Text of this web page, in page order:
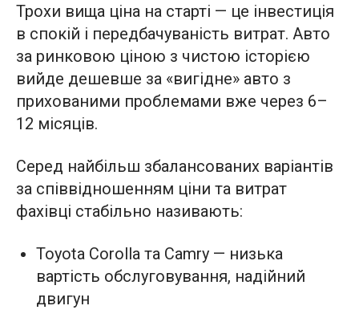
Трохи вища ціна на старті — це інвестиція
в спокій і передбачуваність витрат. Авто
за ринковою ціною з чистою історією
вийде дешевше за «вигідне» авто з
прихованими проблемами вже через 6–
12 місяців.
Серед найбільш збалансованих варіантів
за співвідношенням ціни та витрат
фахівці стабільно називають:
Toyota Corolla та Camry — низька
вартість обслуговування, надійний
двигун